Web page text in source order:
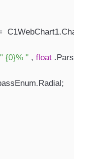
" {0}% " , float